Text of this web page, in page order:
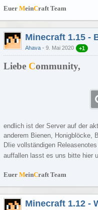
Euer MeinCraft Team
Minecraft 1.15 -
Ahava 9. Mai 2020 +1
Liebe Community,
endlich ist der Server auf der
anderem Bienen, Honigblöcke,
DIie vollständigen
auffallen lasst es uns bitte hier
Euer MeinCraft Team
Minecraft 1.12 -